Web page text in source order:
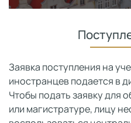
Заявка поступления на
иностранцев подается в
Чтобы подать заявку для
или магистратуре, лицу